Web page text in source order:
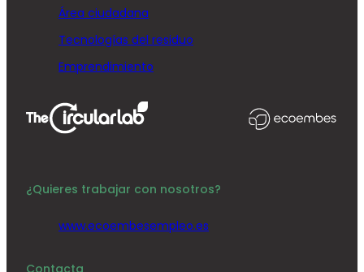
Área ciudadana
Tecnologías del residuo
Emprendimiento
¿Quieres trabajar con nosotros?
www.ecoembesempleo.es